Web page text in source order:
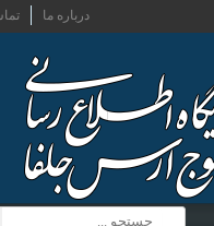
درباره ما